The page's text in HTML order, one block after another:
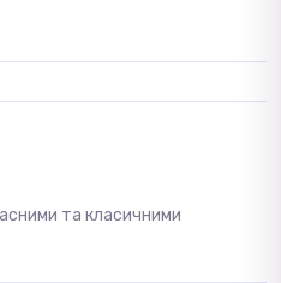
та класичними